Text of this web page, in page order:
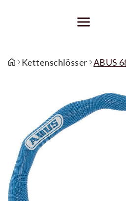
Kettenschlösser ABUS